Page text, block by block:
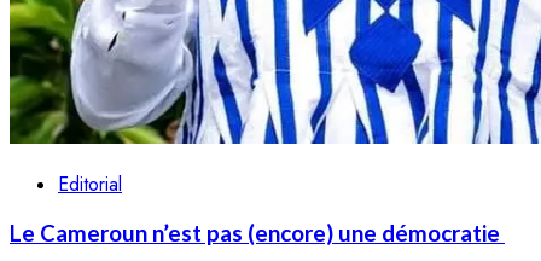
Editorial
Le Cameroun n’est pas (encore) une démocratie